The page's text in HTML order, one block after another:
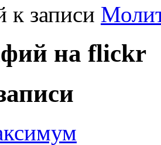
к записи
на flickr